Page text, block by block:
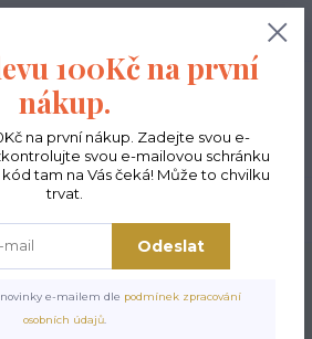
0,00 Kč
Kabelky střední
100Kč na první
nákup.
na první nákup. Zadejte svou e-
svou e-mailovou schránku
kód tam na Vás čeká! Může to chvilku
trvat.
Odeslat
e-mailem dle podmínek zpracování
osobních údajů.